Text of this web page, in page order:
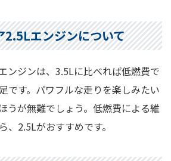
2.5Lエンジンについて
ンジンは、3.5Lに比べれば低燃費で
です。パワフルな走りを楽しみたい
うが無難でしょう。低燃費による維
、2.5Lがおすすめです。